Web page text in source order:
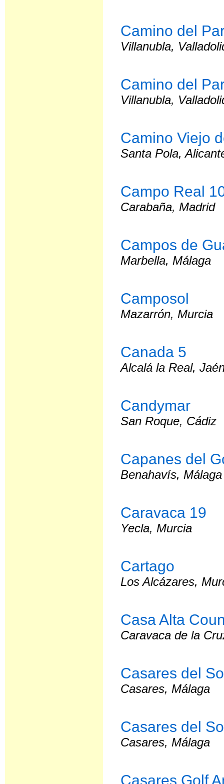
Camino del
Villanubla,
Camino del
Villanubla,
Camino Viejo
Santa Pola,
Campo Real
Carabaña, Madrid
Campos de
Marbella, Málaga
Camposol
Mazarrón, Murcia
Canada 5
Alcalá la Real,
Candymar
San Roque, Cádiz
Capanes del
Benahavís, Málaga
Caravaca 19
Yecla, Murcia
Cartago
Los Alcázares,
Casa Alta
Caravaca de la
Casares del
Casares, Málaga
Casares del
Casares, Málaga
Casares Golf